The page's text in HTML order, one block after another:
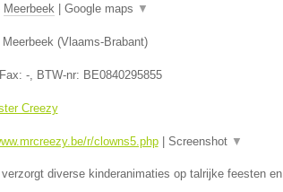
Meerbeek| Google maps ▼
Meerbeek(Vlaams-Brabant)
-, BTW-nr: BE0840295855
Creezy
r/clowns5.php| Screenshot ▼
diverse kinderanimaties op talrijke feesten en